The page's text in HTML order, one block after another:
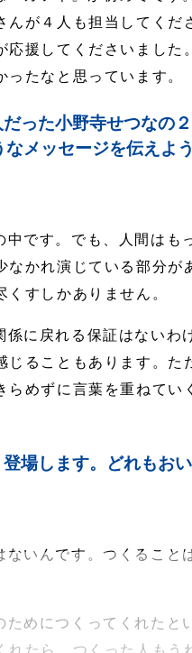
が４人も担当してくだ
援してくださいました
たなと思っています。
った小野寺せつなの
メッセージを伝えよ
です。でも、人間はも
かれ演じている部分が
すしかありません。
に戻れる保証はないわ
じることもあります。た
めずに言葉を重ねてい
場します。どれもお
いんです。つくること
めにつくってくれたと
たら、つくった人もう